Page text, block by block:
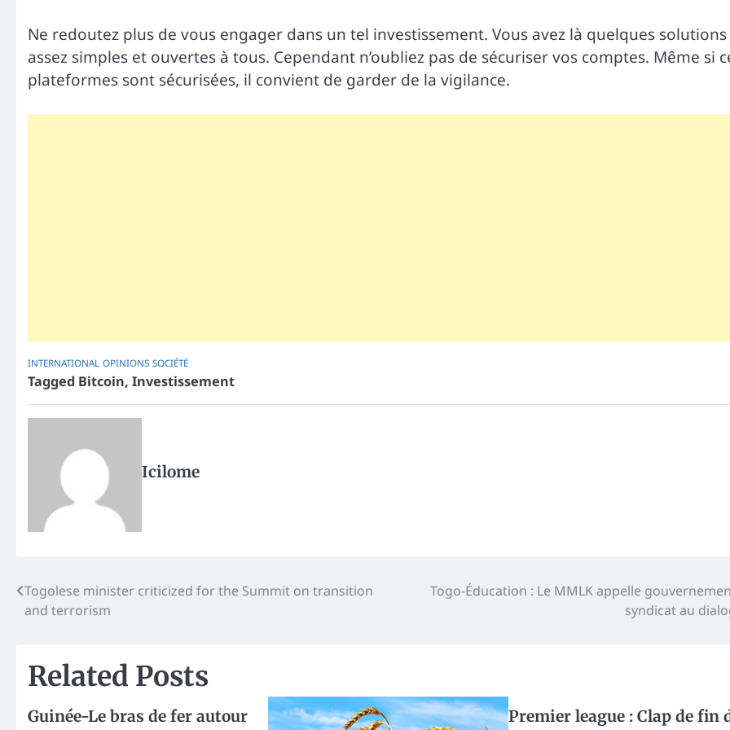
Ne redoutez plus de vous engager dans un tel investissement. Vous avez là quelques solutions
assez simples et ouvertes à tous. Cependant n’oubliez pas de sécuriser vos comptes. Même si
plateformes sont sécurisées, il convient de garder de la vigilance.
INTERNATIONAL OPINIONS SOCIÉTÉ
Tagged Bitcoin, Investissement
Icilome
Post
navigation
Togolese minister criticized for the Summit on transition
and terrorism
Togo-Éducation : Le MMLK appelle
syndicat au
Related Posts
Guinée-Le bras de fer autour
Premier league : Clap de fin